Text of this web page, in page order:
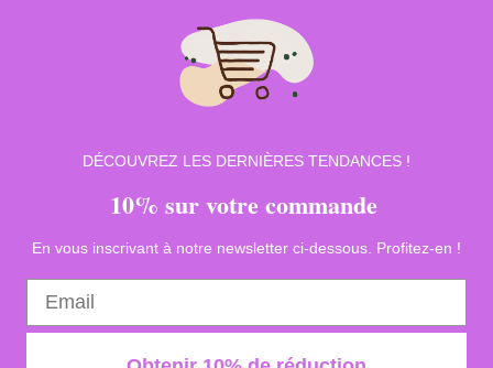
DÉCOUVREZ LES DERNIÈRES TENDANCES !
10% sur votre commande
En vous inscrivant à notre newsletter ci-dessous. Profitez-en !